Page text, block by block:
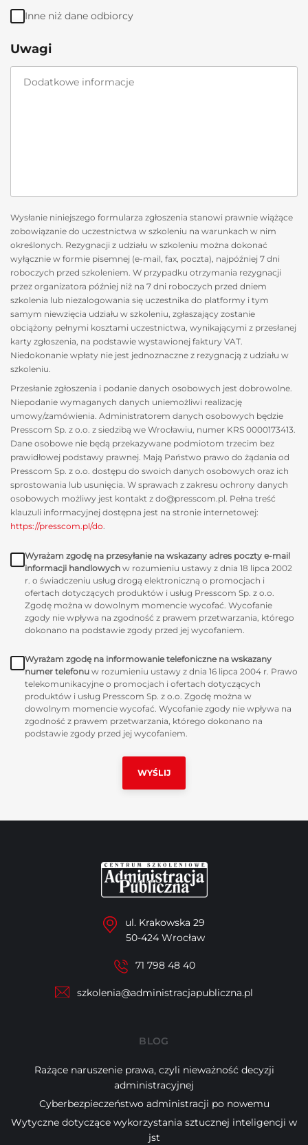
Inne niż dane odbiorcy
Uwagi
Wysłanie niniejszego formularza zgłoszenia stanowi prawnie wiążące
zobowiązanie do uczestnictwa w szkoleniu na warunkach w nim
określonych. Rezygnacji z udziału w szkoleniu można dokonać
wyłącznie w formie pisemnej (e-mail, fax, poczta), najpóźniej 7 dni
roboczych przed szkoleniem. W przypadku otrzymania rezygnacji
przez organizatora później niż na 7 dni roboczych przed dniem
szkolenia lub niezalogowania się uczestnika do platformy i tym
samym niewzięcia udziału w szkoleniu, zgłaszający zostanie
obciążony pełnymi kosztami uczestnictwa, wynikającymi z przesłanej
karty zgłoszenia, na podstawie wystawionej faktury VAT.
Niedokonanie wpłaty nie jest jednoznaczne z rezygnacją z udziału w
szkoleniu.
Przesłanie zgłoszenia i podanie danych osobowych jest dobrowolne.
Niepodanie wymaganych danych uniemożliwi realizację
umowy/zamówienia. Administratorem danych osobowych będzie
Presscom Sp. z o.o. z siedzibą we Wrocławiu, numer KRS 0000173413.
Dane osobowe nie będą przekazywane podmiotom trzecim bez
prawidłowej podstawy prawnej. Mają Państwo prawo do żądania od
Presscom Sp. z o.o. dostępu do swoich danych osobowych oraz ich
sprostowania lub usunięcia. W sprawach z zakresu ochrony danych
osobowych możliwy jest kontakt z do@presscom.pl. Pełna treść
klauzuli informacyjnej dostępna jest na stronie internetowej:
https://presscom.pl/do.
Wyrażam zgodę na przesyłanie na wskazany adres poczty e-mail
informacji handlowych w rozumieniu ustawy z dnia 18 lipca 2002
r. o świadczeniu usług drogą elektroniczną o promocjach i
ofertach dotyczących produktów i usług Presscom Sp. z o.o.
Zgodę można w dowolnym momencie wycofać. Wycofanie
zgody nie wpływa na zgodność z prawem przetwarzania, którego
dokonano na podstawie zgody przed jej wycofaniem.
Wyrażam zgodę na informowanie telefoniczne na wskazany
numer telefonu w rozumieniu ustawy z dnia 16 lipca 2004 r. Prawo
telekomunikacyjne o promocjach i ofertach dotyczących
produktów i usług Presscom Sp. z o.o. Zgodę można w
dowolnym momencie wycofać. Wycofanie zgody nie wpływa na
zgodność z prawem przetwarzania, którego dokonano na
podstawie zgody przed jej wycofaniem.
ul. Krakowska 29
50-424 Wrocław
71 798 48 40
szkolenia@administracjapubliczna.pl
BLOG
Rażące naruszenie prawa, czyli nieważność decyzji
administracyjnej
Cyberbezpieczeństwo administracji po nowemu
Wytyczne dotyczące wykorzystania sztucznej inteligencji w
jst